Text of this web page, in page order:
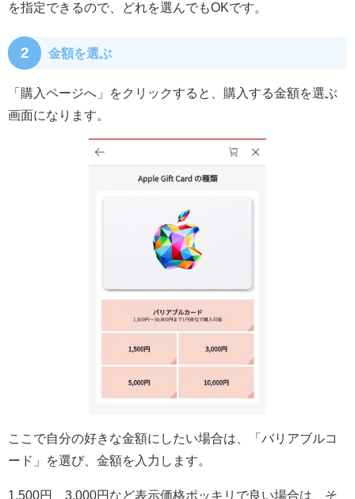
を指定できるので、どれを選んでもOKです。
2 金額を選ぶ
「購入ページへ」をクリックすると、購入する金額を選ぶ
画面になります。
ここで自分の好きな金額にしたい場合は、「バリアブルコ
ード」を選び、金額を入力します。
1,500円、3,000円など表示価格ポッキリで良い場合は、そ